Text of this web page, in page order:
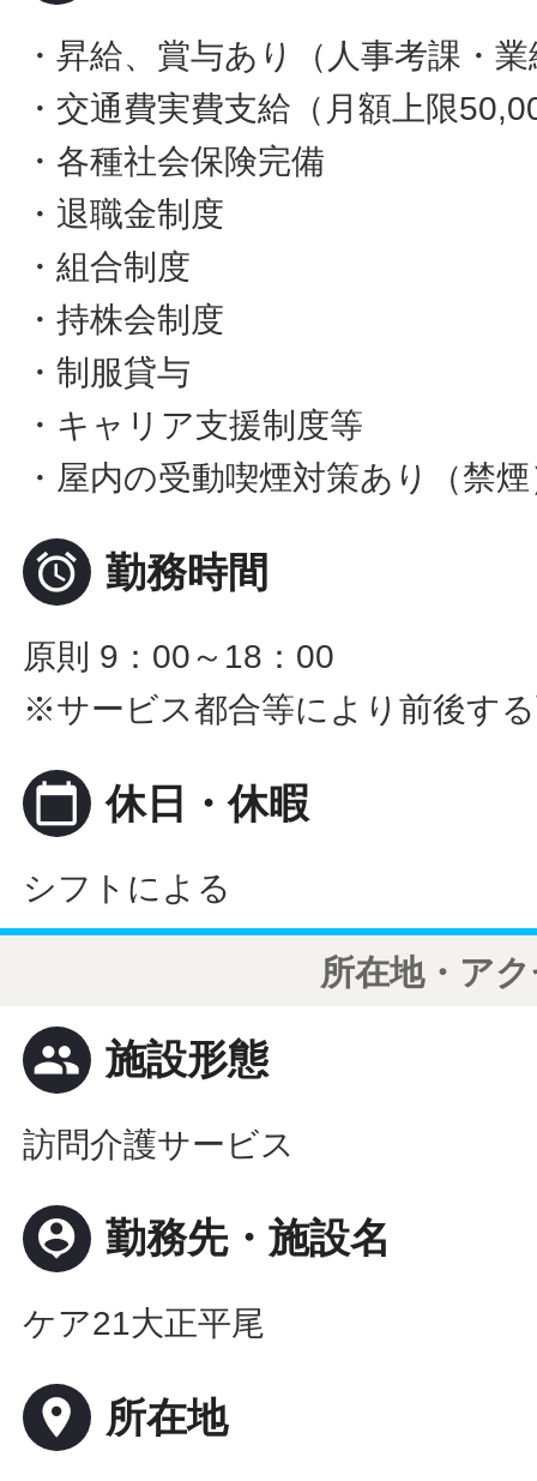
・昇給、賞与あり（人事考課・
・交通費実費支給（月額上限
・各種社会保険完備
・退職金制度
・組合制度
・持株会制度
・制服貸与
・キャリア支援制度等
・屋内の受動喫煙対策あり（禁
 勤務時間
原則 9：00～18：00
※サービス都合等により前後す
calendar_today 休日・休暇
シフトによる
所在地・ア
people 施設形態
訪問介護サービス
person_pin 勤務先・施設名
ケア21大正平尾
place 所在地